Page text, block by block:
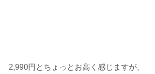
2,990円とちょっとお高く感じますが、